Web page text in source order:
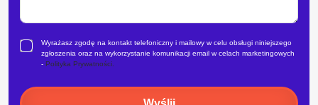
Wyrażasz zgodę na kontakt telefoniczny i mailowy w celu obsługi niniejszego
zgłoszenia oraz na wykorzystanie komunikacji email w celach marketingowych
- Polityka Prywatności.